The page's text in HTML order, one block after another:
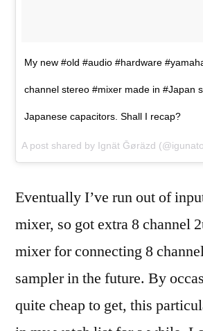
My new #old #audio #hardware
channel stereo #mixer made in #Japan
Japanese capacitors. Shall I recap?
A post shared by Ignät Ḡøräzd
Eventually I’ve run out of
mixer, so got extra 8 channel
mixer for connecting 8
sampler in the future. By
quite cheap to get, this